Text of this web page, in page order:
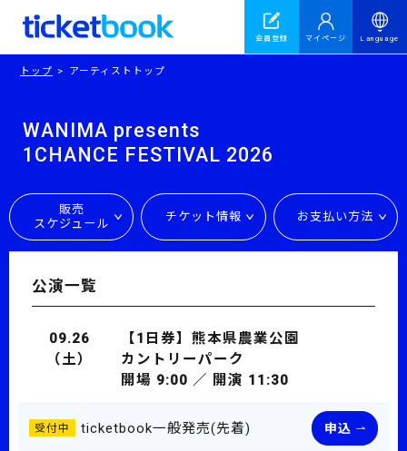
会員登録 マイページ Language
トップ アーティストトップ
WANIMA presents
1CHANCE FESTIVAL 2026
販売
スケジュール
チケット情報 お支払い方法
公演一覧
09.26
（土）
【1日券】熊本県農業公園
カントリーパーク
開場 9:00 ／ 開演 11:30
受付中 ticketbook一般発売(先着) 申込